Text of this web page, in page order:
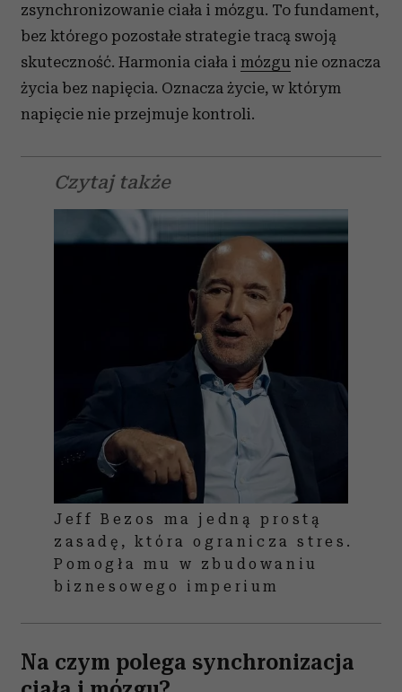
zsynchronizowanie ciała i mózgu. To fundament,
bez którego pozostałe strategie tracą swoją
skuteczność. Harmonia ciała i mózgu nie oznacza
życia bez napięcia. Oznacza życie, w którym
napięcie nie przejmuje kontroli.
Czytaj także
Jeff Bezos ma jedną prostą
zasadę, która ogranicza stres.
Pomogła mu w zbudowaniu
biznesowego imperium
Na czym polega synchronizacja